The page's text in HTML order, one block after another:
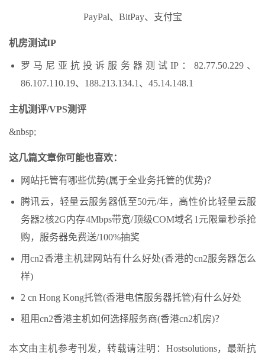
PayPal、BitPay、支付宝
机房测试IP
罗马尼亚抗投诉服务器测试IP：82.77.50.229、
86.107.110.19、188.213.134.1、45.14.148.1
主机测评/VPS测评
&nbsp;
这几篇文章你可能也喜欢：
网站托管有哪些优势(属于全业务托管的优势)？
腾讯云，轻量云服务器低至50元/年，高性价比轻量云服
务器2核2G内存4Mbps带宽/顶级COM域名1元限量秒杀抢
购，服务器免费送/100%抽奖
用cn2香港主机建网站有什么好处(香港的cn2服务器怎么
样)
2 cn Hong Kong托管(香港电信服务器托管)有什么好处
租用cn2香港主机如何选择服务商(香港cn2机房)？
本文由主机参考刊发，转载请注明：Hostsolutions，最新抗